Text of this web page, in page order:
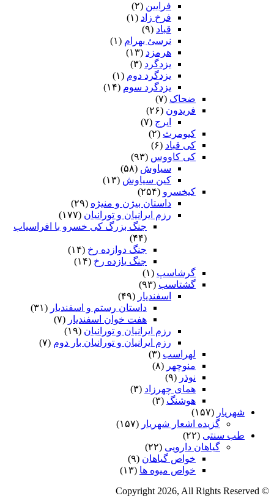
فرایین (۲)
فرخ زاد (۱)
قباد (۹)
نرسئ بهرام‏ (۱)
هرمزد (۱۳)
یزدگرد (۳)
یزدگرد دوم (۱)
یزدگرد سوم (۱۴)
ضحاک (۷)
فریدون (۲۶)
ایرج (۷)
کیومرث (۲)
کی قباد (۶)
کی کاووس (۹۳)
سیاوش (۵۸)
کین سیاوش (۱۳)
کیخسرو (۲۵۴)
داستان بیژن و منیژه (۲۹)
رزم ایرانیان و تورانیان (۱۷۷)
جنگ بزرگ کی خسرو با افراسیاب
(۴۴)
جنگ دوازده رخ (۱۴)
جنگ یازده رخ (۱۴)
گرشاسپ (۱)
گشتاسب (۹۳)
اسفندیار (۴۹)
داستان رستم و اسفندیار (۳۱)
هفت خوان اسفندیار (۷)
رزم ایرانیان و تورانیان (۱۹)
رزم ایرانیان و تورانیان بار دوم (۷)
لهراسب (۳)
منوچهر (۸)
نوذر (۹)
هماى چهرزاد (۳)
هوشنگ (۳)
شهریار (۱۵۷)
گزیده اشعار شهریار (۱۵۷)
طب سنتی (۲۲)
گیاهان دارویی (۲۲)
خواص گیاهان (۹)
خواص میوه ها (۱۳)
© Copyright 2026, All Rights Reserved